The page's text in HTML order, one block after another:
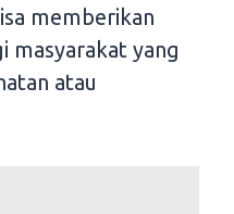
memberikan
masyarakat yang
atau